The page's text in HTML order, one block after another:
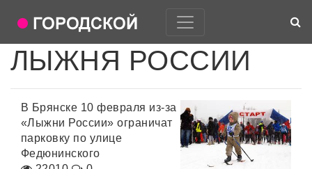
ЛЫЖНЯ РОССИИ
В Брянске 10 февраля из-за
«Лыжни России» ограничат
парковку по улице
Федюнинского